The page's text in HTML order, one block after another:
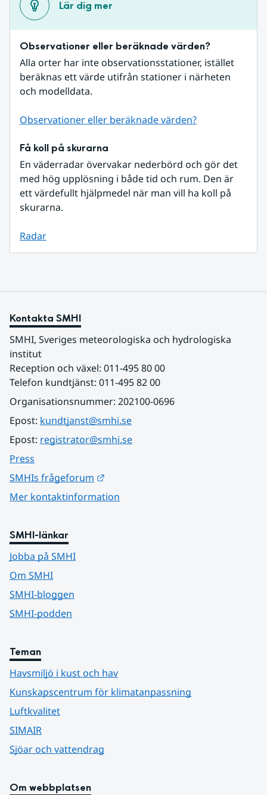
Lär dig mer
Observationer eller beräknade värden?
Alla orter har inte observationsstationer, istället
beräknas ett värde utifrån stationer i närheten
och modelldata.
Observationer eller beräknade värden?
Få koll på skurarna
En väderradar övervakar nederbörd och gör det
med hög upplösning i både tid och rum. Den är
ett värdefullt hjälpmedel när man vill ha koll på
skurarna.
Radar
Kontakta SMHI
SMHI, Sveriges meteorologiska och hydrologiska
institut
Reception och växel: 011-495 80 00
Telefon kundtjänst: 011-495 82 00
Organisationsnummer: 202100-0696
Epost: kundtjanst@smhi.se
Epost: registrator@smhi.se
Press
SMHIs frågeforum
Mer kontaktinformation
SMHI-länkar
Jobba på SMHI
Om SMHI
SMHI-bloggen
SMHI-podden
Teman
Havsmiljö i kust och hav
Kunskapscentrum för klimatanpassning
Luftkvalitet
SIMAIR
Sjöar och vattendrag
Om webbplatsen